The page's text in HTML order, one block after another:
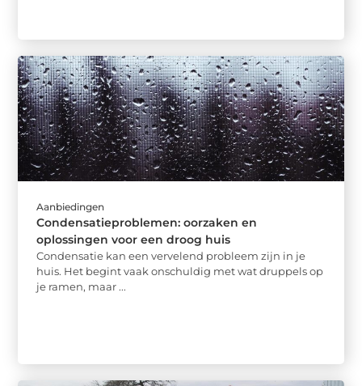
Aanbiedingen
Condensatieproblemen: oorzaken en
oplossingen voor een droog huis
Condensatie kan een vervelend probleem zijn in je
huis. Het begint vaak onschuldig met wat druppels op
je ramen, maar ...